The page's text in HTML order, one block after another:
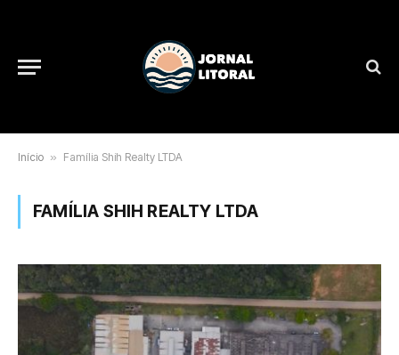
Início » Família Shih Realty LTDA
FAMÍLIA SHIH REALTY LTDA